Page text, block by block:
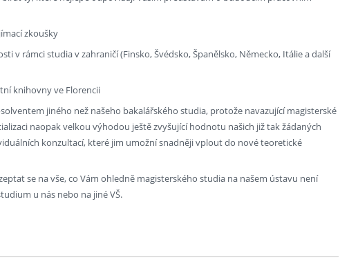
zkoušky
rámci studia v zahraničí (Finsko, Švédsko, Španělsko, Německo, Itálie a další
knihovny ve Florencii
jiného než našeho bakalářského studia, protože navazující magisterské
naopak velkou výhodou ještě zvyšující hodnotu našich již tak žádaných
konzultací, které jim umožní snadněji vplout do nové teoretické
se na vše, co Vám ohledně magisterského studia na našem ústavu není
u nás nebo na jiné VŠ.